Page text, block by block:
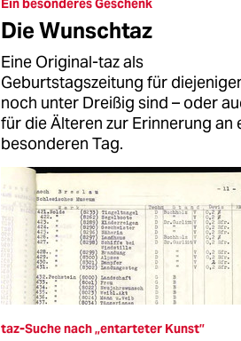
epaper login
Ein besonderes Geschenk
Die Wunschtaz
Eine Original-taz als
Geburtstagszeitung für
noch unter Dreißig sind – oder
für die Älteren zur Erinnerung an
besonderen Tag.
taz-Suche nach „entarteter Kunst”